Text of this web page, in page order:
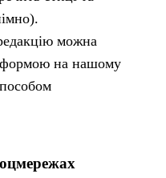
можна
формою на нашому